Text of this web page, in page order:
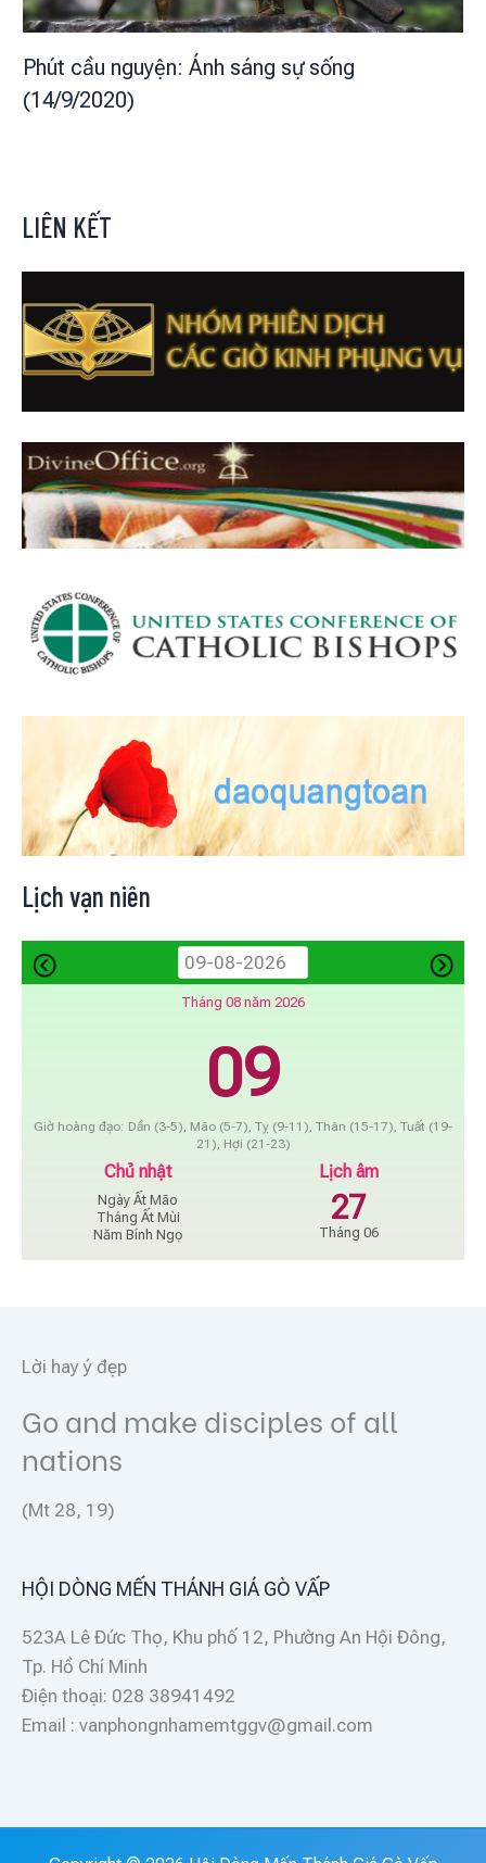
Phút cầu nguyện: Ánh sáng sự sống
(14/9/2020)
LIÊN KẾT
Lịch vạn niên
Tháng 08 năm 2026
09
Giờ hoàng đạo: Dần (3-5), Mão (5-7), Tỵ (9-11), Thân (15-17), Tuất (19-
21), Hợi (21-23)
Chủ nhật
Ngày Ất Mão
Tháng Ất Mùi
Năm Bính Ngọ
Lịch âm
27
Tháng 06
Lời hay ý đẹp
Go and make disciples of all
nations
(Mt 28, 19)
HỘI DÒNG MẾN THÁNH GIÁ GÒ VẤP
523A Lê Đức Thọ, Khu phố 12, Phường An Hội Đông,
Tp. Hồ Chí Minh
Điện thoại: 028 38941492
Email : vanphongnhamemtggv@gmail.com